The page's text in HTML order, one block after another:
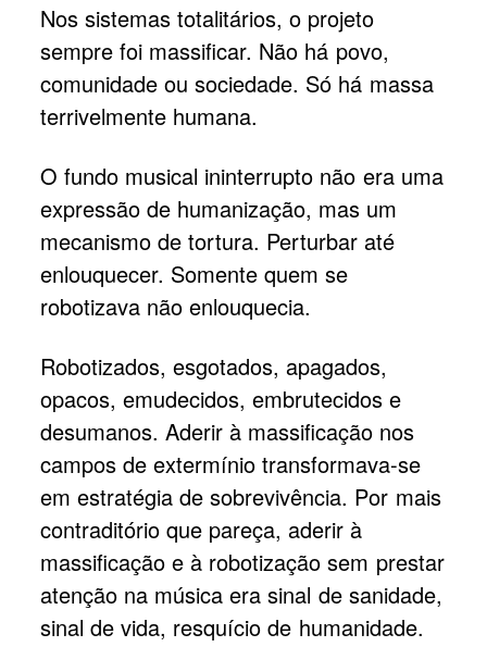
Nos sistemas totalitários, o projeto
sempre foi massificar. Não há povo,
comunidade ou sociedade. Só há massa
terrivelmente humana.
O fundo musical ininterrupto não era uma
expressão de humanização, mas um
mecanismo de tortura. Perturbar até
enlouquecer. Somente quem se
robotizava não enlouquecia.
Robotizados, esgotados, apagados,
opacos, emudecidos, embrutecidos e
desumanos. Aderir à massificação nos
campos de extermínio transformava-se
em estratégia de sobrevivência. Por mais
contraditório que pareça, aderir à
massificação e à robotização sem prestar
atenção na música era sinal de sanidade,
sinal de vida, resquício de humanidade.